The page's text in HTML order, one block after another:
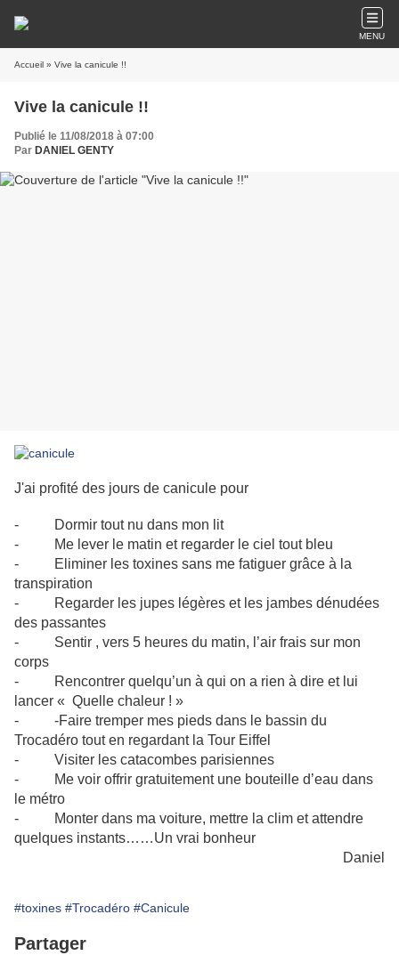
MENU
Accueil » Vive la canicule !!
Vive la canicule !!
Publié le 11/08/2018 à 07:00
Par DANIEL GENTY
J'ai profité des jours de canicule pour
- Dormir tout nu dans mon lit
- Me lever le matin et regarder le ciel tout bleu
- Eliminer les toxines sans me fatiguer grâce à la
transpiration
- Regarder les jupes légères et les jambes dénudées
des passantes
- Sentir , vers 5 heures du matin, l’air frais sur mon
corps
- Rencontrer quelqu’un à qui on a rien à dire et lui
lancer « Quelle chaleur ! »
- -Faire tremper mes pieds dans le bassin du
Trocadéro tout en regardant la Tour Eiffel
- Visiter les catacombes parisiennes
- Me voir offrir gratuitement une bouteille d’eau dans
le métro
- Monter dans ma voiture, mettre la clim et attendre
quelques instants……Un vrai bonheur
Daniel
#toxines #Trocadéro #Canicule
Partager